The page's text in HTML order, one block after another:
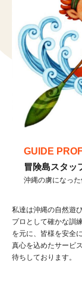
GUIDE
冒険島スタッ
沖縄の虜になっ
私達は沖縄の自然遊
プロとして確かな訓
を元に、皆様を安全
真心を込めたサービ
待ちしております。